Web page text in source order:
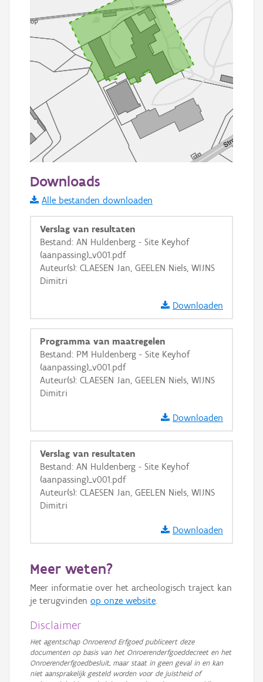
Informatie Vlaanderen
i
+ −
Basis Lagen
OSM-Basiskaart
Ortho
Downloads
Alle bestanden downloaden
Verslag van resultaten
Bestand: AN Huldenberg - Site Keyhof
(aanpassing)_v001.pdf
Auteur(s): CLAESEN Jan, GEELEN Niels, WIJNS
Dimitri
Downloaden
Programma van maatregelen
Bestand: PM Huldenberg - Site Keyhof
(aanpassing)_v001.pdf
Auteur(s): CLAESEN Jan, GEELEN Niels, WIJNS
Dimitri
Downloaden
Verslag van resultaten
Bestand: AN Huldenberg - Site Keyhof
(aanpassing)_v001.pdf
Auteur(s): CLAESEN Jan, GEELEN Niels, WIJNS
Dimitri
Downloaden
Meer weten?
Meer informatie over het archeologisch traject kan
je terugvinden op onze website.
Disclaimer
Het agentschap Onroerend Erfgoed publiceert deze
documenten op basis van het Onroerenderfgoeddecreet en het
Onroerenderfgoedbesluit, maar staat in geen geval in en kan
niet aansprakelijk gesteld worden voor de juistheid of